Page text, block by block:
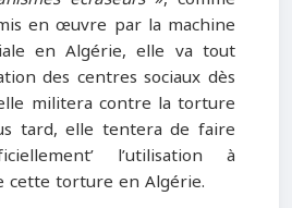
en œuvre par la machine
en Algérie, elle va tout
des centres sociaux dès
militera contre la torture
tard, elle tentera de faire
l’utilisation à
cette torture en Algérie.